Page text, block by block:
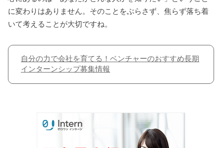
に変わりはありません。そのことをぶらさず、焦らず落ち着
いて考えることが大切ですね。
自分の力で会社を育てる！ベンチャーのおすすめ長期
インターンシップ募集情報